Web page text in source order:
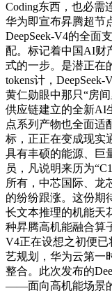
Coding东西，也必需
华为即宣布昇腾超节
DeepSeek-V4的全面
配。标记着中国AI财
式的一步。是潜正在
tokens计，
黄仁勋眼中那只“房
供应链建立的全新AI
点系列产物也全面适
标，正正在变成现实
具有丰硕的能源、巨
员，凡说明来历为
所有，中芯国际、龙
的纷纷跟涨。这份期
长文本推理的机能天
种昇腾高机能融合算
V4正在设想之初便
艺规划，华为云第一
整合。此次发布的
——面向高机能场景